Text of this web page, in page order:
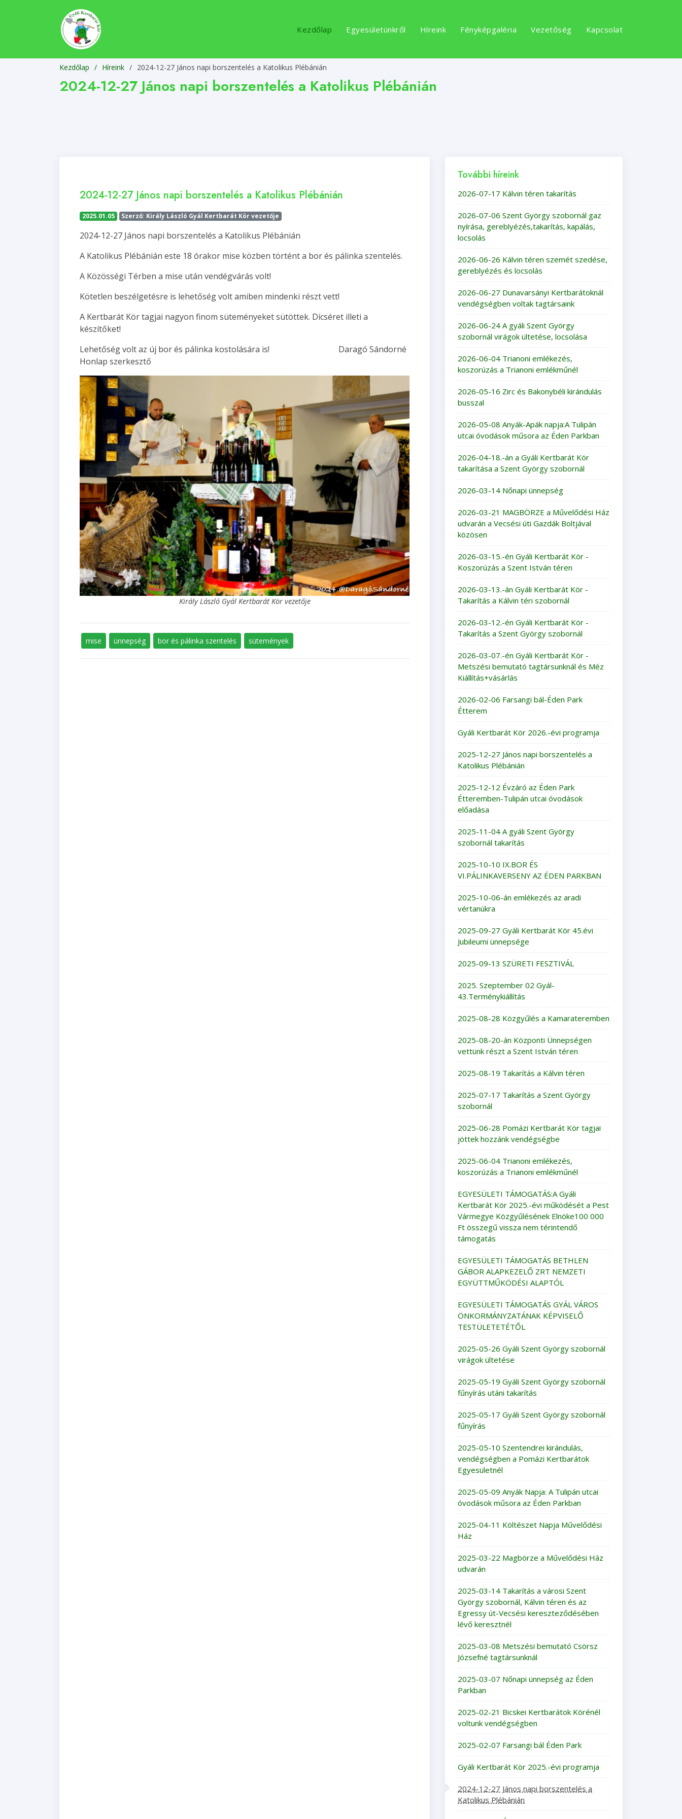
Kezdőlap Egyesületünkről Híreink Fényképgaléria Vezetőség Kapcsolat
Kezdőlap Híreink / 2024-12-27 János napi borszentelés a Katolikus Plébánián
2024-12-27 János napi borszentelés a Katolikus Plébánián
2024-12-27 János napi borszentelés a Katolikus Plébánián
2025.01.05 Szerző: Király László Gyál Kertbarát Kör vezetője
2024-12-27 János napi borszentelés a Katolikus Plébánián
A Katolikus Plébánián este 18 órakor mise közben történt a bor és pálinka szentelés.
A Közösségi Térben a mise után vendégvárás volt!
Kötetlen beszélgetésre is lehetőség volt amiben mindenki részt vett!
A Kertbarát Kör tagjai nagyon finom süteményeket sütöttek. Dícséret illeti a
készítőket!
Lehetőség volt az új bor és pálinka kostolására is! Daragó Sándorné
Honlap szerkesztő
Király László Gyál Kertbarát Kör vezetője
mise ünnepség bor és pálinka szentelés sütemények
További híreink
2026-07-17 Kálvin téren takarítás
2026-07-06 Szent György szobornál gaz
nyírása, gereblyézés,takarítás, kapálás,
locsolás
2026-06-26 Kálvin téren szemét szedése,
gereblyézés és locsolás
2026-06-27 Dunavarsányi Kertbarátoknál
vendégségben voltak tagtársaink
2026-06-24 A gyáli Szent György
szobornál virágok ültetése, locsolása
2026-06-04 Trianoni emlékezés,
koszorúzás a Trianoni emlékműnél
2026-05-16 Zirc és Bakonybéli kirándulás
busszal
2026-05-08 Anyák-Apák napja:A Tulipán
utcai óvodások műsora az Éden Parkban
2026-04-18.-án a Gyáli Kertbarát Kör
takarítása a Szent György szobornál
2026-03-14 Nőnapi ünnepség
2026-03-21 MAGBÖRZE a Művelődési Ház
udvarán a Vecsési úti Gazdák Boltjával
közösen
2026-03-15.-én Gyáli Kertbarát Kör -
Koszorúzás a Szent István téren
2026-03-13.-án Gyáli Kertbarát Kör -
Takarítás a Kálvin téri szobornál
2026-03-12.-én Gyáli Kertbarát Kör -
Takarítás a Szent György szobornál
2026-03-07.-én Gyáli Kertbarát Kör -
Metszési bemutató tagtársunknál és Méz
Kiállítás+vásárlás
2026-02-06 Farsangi bál-Éden Park
Étterem
Gyáli Kertbarát Kör 2026.-évi programja
2025-12-27 János napi borszentelés a
Katolikus Plébánián
2025-12-12 Évzáró az Éden Park
Étteremben-Tulipán utcai óvodások
előadása
2025-11-04 A gyáli Szent György
szobornál takarítás
2025-10-10 IX.BOR ÉS
VI.PÁLINKAVERSENY AZ ÉDEN PARKBAN
2025-10-06-án emlékezés az aradi
vértanúkra
2025-09-27 Gyáli Kertbarát Kör 45.évi
Jubileumi ünnepsége
2025-09-13 SZÜRETI FESZTIVÁL
2025. Szeptember 02 Gyál-
43.Terménykiállítás
2025-08-28 Közgyűlés a Kamarateremben
2025-08-20-án Központi Ünnepségen
vettünk részt a Szent István téren
2025-08-19 Takarítás a Kálvin téren
2025-07-17 Takarítás a Szent György
szobornál
2025-06-28 Pomázi Kertbarát Kör tagjai
jöttek hozzánk vendégségbe
2025-06-04 Trianoni emlékezés,
koszorúzás a Trianoni emlékműnél
EGYESÜLETI TÁMOGATÁS:A Gyáli
Kertbarát Kör 2025.-évi működését a Pest
Vármegye Közgyűlésének Elnöke100 000
Ft összegű vissza nem térintendő
támogatás
EGYESÜLETI TÁMOGATÁS BETHLEN
GÁBOR ALAPKEZELŐ ZRT NEMZETI
EGYÜTTMŰKÖDÉSI ALAPTÓL
EGYESÜLETI TÁMOGATÁS GYÁL VÁROS
ÖNKORMÁNYZATÁNAK KÉPVISELŐ
TESTÜLETETÉTŐL
2025-05-26 Gyáli Szent György szobornál
virágok ültetése
2025-05-19 Gyáli Szent György szobornál
fűnyírás utáni takarítás
2025-05-17 Gyáli Szent György szobornál
fűnyírás
2025-05-10 Szentendrei kirándulás,
vendégségben a Pomázi Kertbarátok
Egyesületnél
2025-05-09 Anyák Napja: A Tulipán utcai
óvodások műsora az Éden Parkban
2025-04-11 Költészet Napja Művelődési
Ház
2025-03-22 Magbörze a Művelődési Ház
udvarán
2025-03-14 Takarítás a városi Szent
György szobornál, Kálvin téren és az
Egressy út-Vecsési kereszteződésében
lévő keresztnél
2025-03-08 Metszési bemutató Csörsz
Józsefné tagtársunknál
2025-03-07 Nőnapi ünnepség az Éden
Parkban
2025-02-21 Bicskei Kertbarátok Körénél
voltunk vendégségben
2025-02-07 Farsangi bál Éden Park
Gyáli Kertbarát Kör 2025.-évi programja
2024-12-27 János napi borszentelés a
Katolikus Plébánián